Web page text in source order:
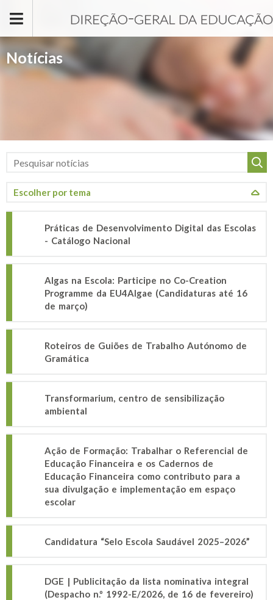
Notícias
Práticas de Desenvolvimento Digital das Escolas
- Catálogo Nacional
Algas na Escola: Participe no Co-Creation
Programme da EU4Algae (Candidaturas até 16
de março)
Roteiros de Guiões de Trabalho Autónomo de
Gramática
Transformarium, centro de sensibilização
ambiental
Ação de Formação: Trabalhar o Referencial de
Educação Financeira e os Cadernos de
Educação Financeira como contributo para a
sua divulgação e implementação em espaço
escolar
Candidatura “Selo Escola Saudável 2025–2026”
DGE | Publicitação da lista nominativa integral
(Despacho n.º 1992-E/2026, de 16 de fevereiro)